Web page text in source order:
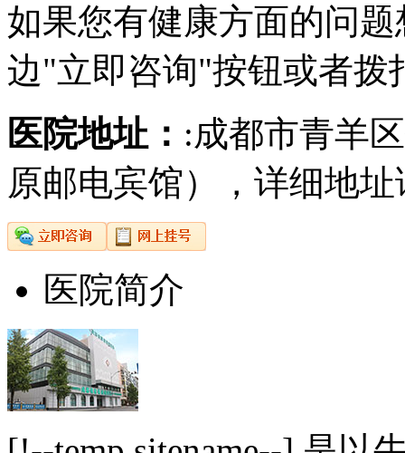
如果您有健康方面的问
边"立即咨询"按钮或者拨
医院地址： :成都市青羊
原邮电宾馆），详细地
医院简介